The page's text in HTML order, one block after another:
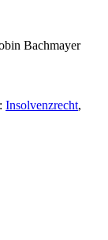
Bachmayer
Insolvenzrecht,